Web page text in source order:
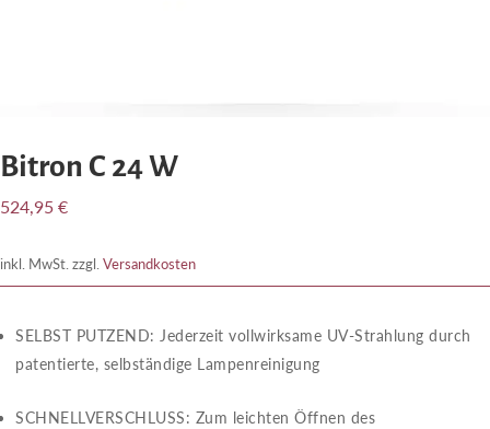
Bitron C 24 W
524,95 €
inkl. MwSt. zzgl. Versandkosten
SELBST PUTZEND​​: Jederzeit vollwirksame UV-Strahlung durch
patentierte, selbständige Lampenreinigung
SCHNELLVERSCHLUSS​​: Zum leichten Öffnen des